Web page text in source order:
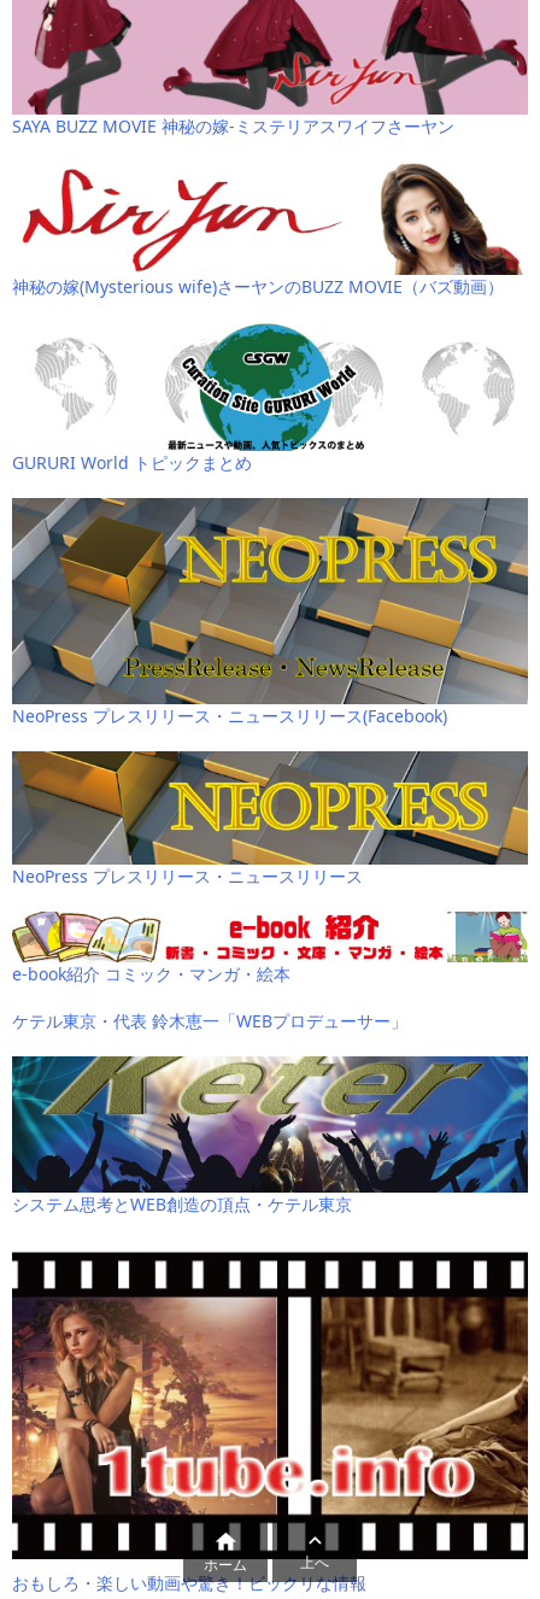
SAYA BUZZ MOVIE 神秘の嫁-ミステリアスワイフさーヤン
神秘の嫁(Mysterious wife)さーヤンのBUZZ MOVIE（バズ動画）
GURURI World トピックまとめ
NeoPress プレスリリース・ニュースリリース(Facebook)
NeoPress プレスリリース・ニュースリリース
e-book紹介 コミック・マンガ・絵本
ケテル東京・代表 鈴木恵一「WEBプロデューサー」
システム思考とWEB創造の頂点・ケテル東京
おもしろ・楽しい動画や驚き！ビックリな情報

ホーム

上へ